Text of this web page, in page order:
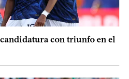
con triunfo en el